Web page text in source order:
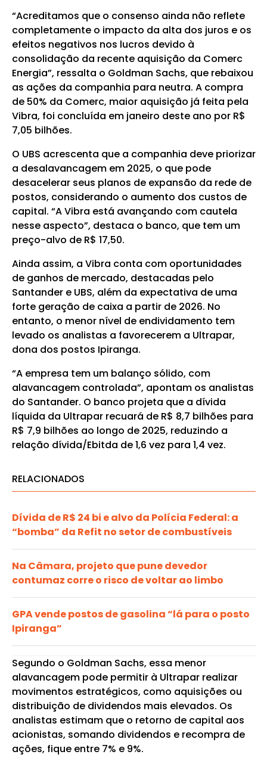
“Acreditamos que o consenso ainda não reflete
completamente o impacto da alta dos juros e os
efeitos negativos nos lucros devido à
consolidação da recente aquisição da Comerc
Energia”, ressalta o Goldman Sachs, que rebaixou
as ações da companhia para neutra. A compra
de 50% da Comerc, maior aquisição já feita pela
Vibra, foi concluída em janeiro deste ano por R$
7,05 bilhões.
O UBS acrescenta que a companhia deve priorizar
a desalavancagem em 2025, o que pode
desacelerar seus planos de expansão da rede de
postos, considerando o aumento dos custos de
capital. “A Vibra está avançando com cautela
nesse aspecto”, destaca o banco, que tem um
preço-alvo de R$ 17,50.
Ainda assim, a Vibra conta com oportunidades
de ganhos de mercado, destacadas pelo
Santander e UBS, além da expectativa de uma
forte geração de caixa a partir de 2026. No
entanto, o menor nível de endividamento tem
levado os analistas a favorecerem a Ultrapar,
dona dos postos Ipiranga.
“A empresa tem um balanço sólido, com
alavancagem controlada”, apontam os analistas
do Santander. O banco projeta que a dívida
líquida da Ultrapar recuará de R$ 8,7 bilhões para
R$ 7,9 bilhões ao longo de 2025, reduzindo a
relação dívida/Ebitda de 1,6 vez para 1,4 vez.
RELACIONADOS
Dívida de R$ 24 bi e alvo da Polícia Federal: a
“bomba” da Refit no setor de combustíveis
Na Câmara, projeto que pune devedor
contumaz corre o risco de voltar ao limbo
GPA vende postos de gasolina “lá para o posto
Ipiranga”
Segundo o Goldman Sachs, essa menor
alavancagem pode permitir à Ultrapar realizar
movimentos estratégicos, como aquisições ou
distribuição de dividendos mais elevados. Os
analistas estimam que o retorno de capital aos
acionistas, somando dividendos e recompra de
ações, fique entre 7% e 9%.